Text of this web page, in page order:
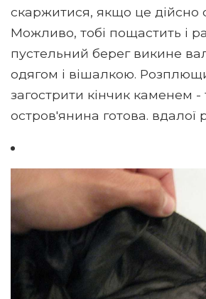
скаржитися, якщо це дійсно
Можливо, тобі пощастить і
пустельний берег викине
одягом і вішалкою.
загострити кінчик каменем -
остров'янина готова. вдалої